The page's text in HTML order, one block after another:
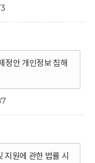
정안 개인정보 침해
지원에 관한 법률 시